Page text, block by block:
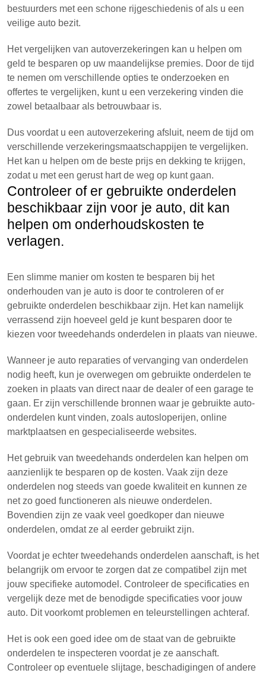
bestuurders met een schone rijgeschiedenis of als u een
veilige auto bezit.
Het vergelijken van autoverzekeringen kan u helpen om
geld te besparen op uw maandelijkse premies. Door de tijd
te nemen om verschillende opties te onderzoeken en
offertes te vergelijken, kunt u een verzekering vinden die
zowel betaalbaar als betrouwbaar is.
Dus voordat u een autoverzekering afsluit, neem de tijd om
verschillende verzekeringsmaatschappijen te vergelijken.
Het kan u helpen om de beste prijs en dekking te krijgen,
zodat u met een gerust hart de weg op kunt gaan.
Controleer of er gebruikte onderdelen
beschikbaar zijn voor je auto, dit kan
helpen om onderhoudskosten te
verlagen.
Een slimme manier om kosten te besparen bij het
onderhouden van je auto is door te controleren of er
gebruikte onderdelen beschikbaar zijn. Het kan namelijk
verrassend zijn hoeveel geld je kunt besparen door te
kiezen voor tweedehands onderdelen in plaats van nieuwe.
Wanneer je auto reparaties of vervanging van onderdelen
nodig heeft, kun je overwegen om gebruikte onderdelen te
zoeken in plaats van direct naar de dealer of een garage te
gaan. Er zijn verschillende bronnen waar je gebruikte auto-
onderdelen kunt vinden, zoals autosloperijen, online
marktplaatsen en gespecialiseerde websites.
Het gebruik van tweedehands onderdelen kan helpen om
aanzienlijk te besparen op de kosten. Vaak zijn deze
onderdelen nog steeds van goede kwaliteit en kunnen ze
net zo goed functioneren als nieuwe onderdelen.
Bovendien zijn ze vaak veel goedkoper dan nieuwe
onderdelen, omdat ze al eerder gebruikt zijn.
Voordat je echter tweedehands onderdelen aanschaft, is het
belangrijk om ervoor te zorgen dat ze compatibel zijn met
jouw specifieke automodel. Controleer de specificaties en
vergelijk deze met de benodigde specificaties voor jouw
auto. Dit voorkomt problemen en teleurstellingen achteraf.
Het is ook een goed idee om de staat van de gebruikte
onderdelen te inspecteren voordat je ze aanschaft.
Controleer op eventuele slijtage, beschadigingen of andere